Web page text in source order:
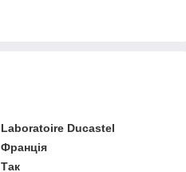
Laboratoire Ducastel
Франція
Так